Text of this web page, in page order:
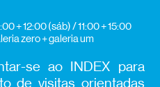
+ 12:00 (sáb) / 11:00 + 15:00
zero + galeria um
se ao INDEX para
de visitas orientadas